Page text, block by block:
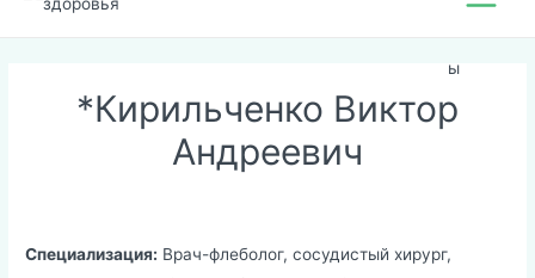
ы
Main
*Кирильченко Виктор
Андреевич
Специализация: Врач-флеболог, сосудистый хирург,